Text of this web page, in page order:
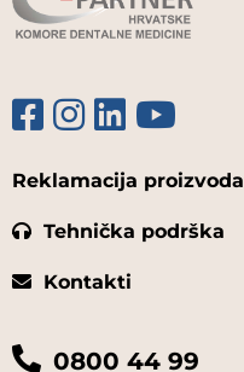
Reklamacija proizvoda
Tehnička podrška
Kontakti
0800 44 99